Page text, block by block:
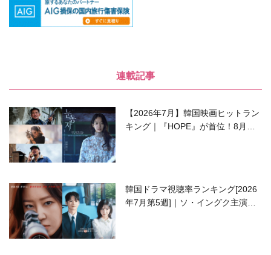
連載記事
【2026年7月】韓国映画ヒットラン
キング｜『HOPE』が首位！8月公
韓国ドラマ視聴率ランキング[2026
年7月第5週]｜ソ・イングク主演の